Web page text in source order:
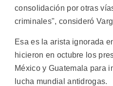
consolidación por otras
criminales", consideró
Esa es la arista ignorada
hicieron en octubre los
México y Guatemala para
lucha mundial antidrogas.